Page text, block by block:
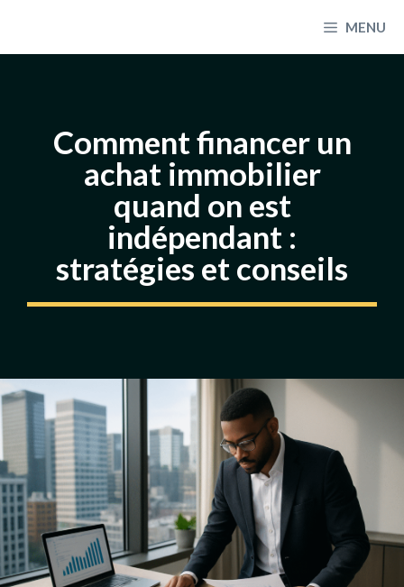
MENU
Comment financer un
achat immobilier
quand on est
indépendant :
stratégies et conseils